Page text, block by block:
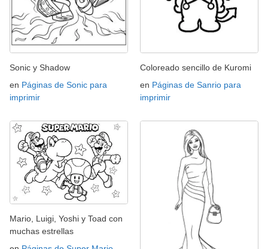
Sonic y Shadow
en Páginas de Sonic para
imprimir
Coloreado sencillo de Kuromi
en Páginas de Sanrio para
imprimir
Mario, Luigi, Yoshi y Toad con
muchas estrellas